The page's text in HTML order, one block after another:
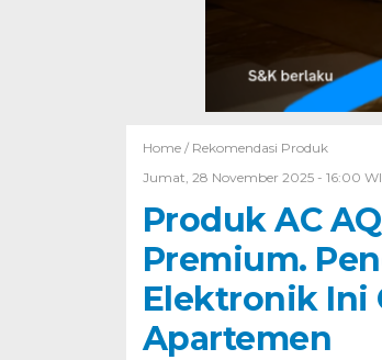
Home / Rekomendasi Produk
Jumat, 28 November 2025 - 16:00
Produk AC
Premium.
Elektronik Ini
Apartemen